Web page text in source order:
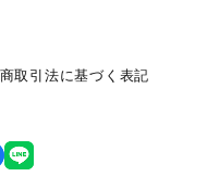
取引法に基づく表記